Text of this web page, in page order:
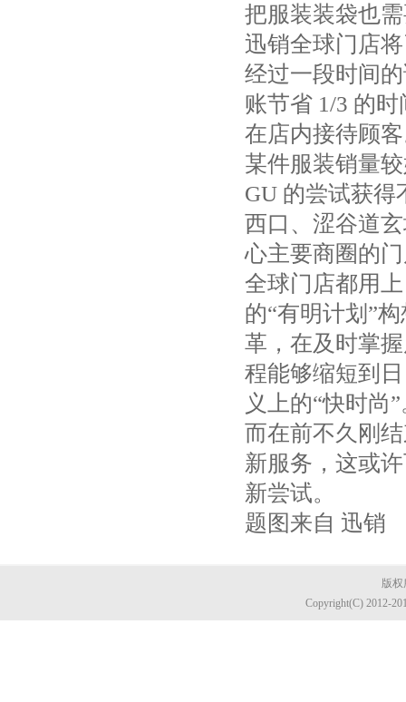
把服装装袋也
迅销全球门店
经过一段时间
账节省 1/3 的
在店内接待顾
某件服装销量
GU 的尝试获得
西口、涩谷道
心主要商圈的
全球门店都用
的“有明计划”
革，在及时掌
程能够缩短到
义上的“快时尚
而在前不久刚
新服务，这或
新尝试。
题图来自 迅销
版权
Copyright(C) 2012-